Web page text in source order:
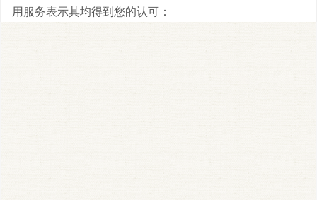
用服务表示其均得到您的认可：